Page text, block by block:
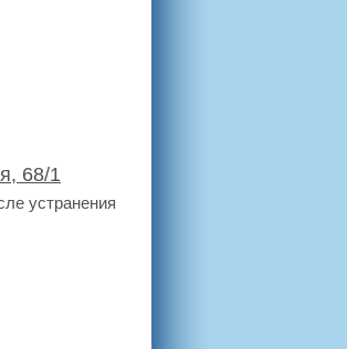
68/1
устранения